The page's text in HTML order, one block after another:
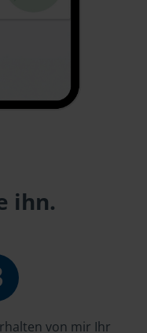
ihn.
von mir Ihr